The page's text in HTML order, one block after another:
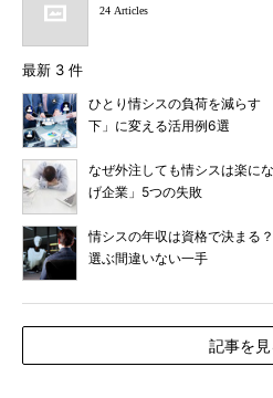
24 Articles
最新 3 件
ひとり情シスの負荷を減らす
下」に変える活用例6選
なぜ外注しても情シスは楽に
げ企業」5つの失敗
情シスの年収は資格で決まる
選ぶ間違いない一手
記事を見